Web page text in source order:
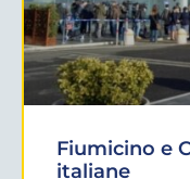
Fiumicino e
italiane